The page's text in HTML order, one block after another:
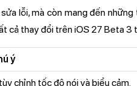
lỗi, mà còn mang đến
cả thay đổi trên iOS 27 Beta 3
ý
chỉnh tốc độ nói và biểu cảm.